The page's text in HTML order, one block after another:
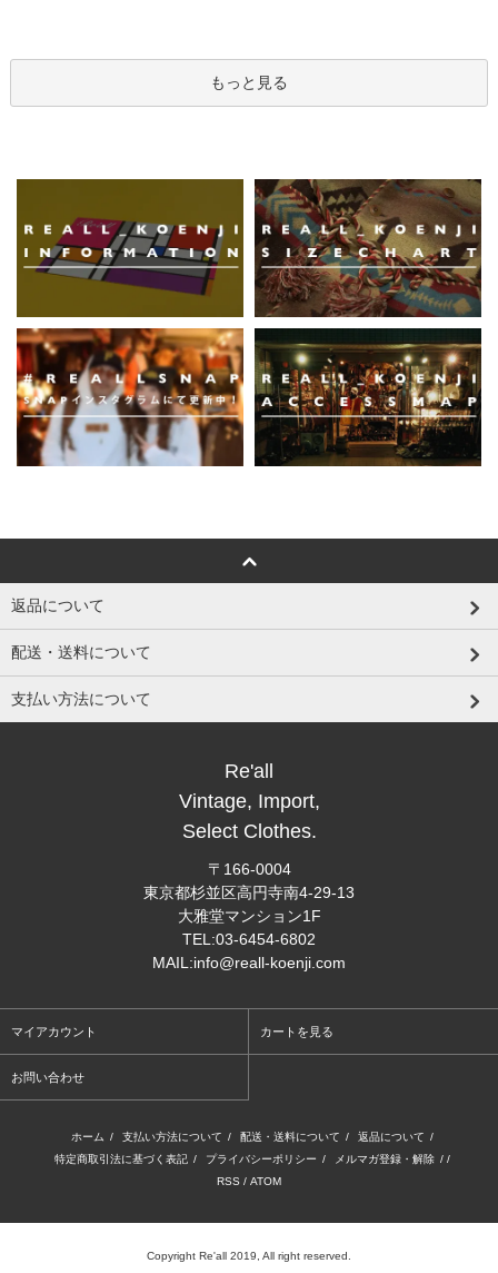
もっと見る
返品について
配送・送料について
支払い方法について
Re'all
Vintage, Import,
Select Clothes.
〒166-0004
東京都杉並区高円寺南4-29-13
大雅堂マンション1F
TEL:03-6454-6802
MAIL:info@reall-koenji.com
マイアカウント カートを見る
お問い合わせ
ホーム / 支払い方法について / 配送・送料について / 返品について /
特定商取引法に基づく表記 / プライバシーポリシー / メルマガ登録・解除 / /
RSS / ATOM
Copyright Re'all 2019, All right reserved.